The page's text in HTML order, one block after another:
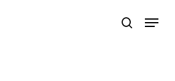
search
Menu